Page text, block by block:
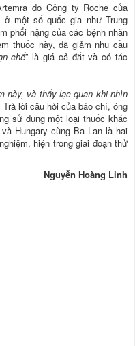
do Công ty Roche của
một số quốc gia như Trung
phổi nặng của các bệnh nhân
thuốc này, đã giảm nhu cầu
chế” là giá cả đắt và có tác
này, và thấy lạc quan khi nhìn
lời câu hỏi của báo chí, ông
sử dụng một loại thuốc khác
Hungary cùng Ba Lan là hai
hiện trong giai đoạn thử
Nguyễn Hoàng Linh